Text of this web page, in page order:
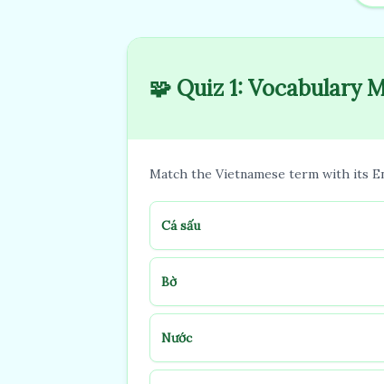
🧩 Quiz 1: Vocabulary
Match the Vietnamese term with its
Cá sấu
Bờ
Nước